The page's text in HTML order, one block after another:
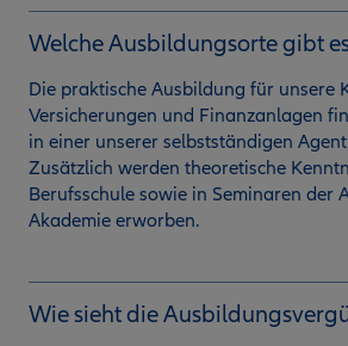
Welche Ausbildungsorte gibt
Die praktische Ausbildung für unsere
Versicherungen und Finanzanlagen
in einer unserer selbstständigen
Zusätzlich werden theoretische
Berufsschule sowie in Seminaren der
Akademie erworben.
Wie sieht die